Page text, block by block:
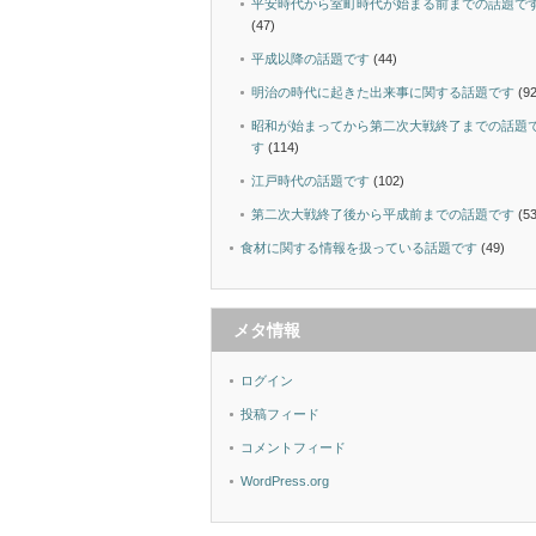
平安時代から室町時代が始まる前までの話題で
(47)
平成以降の話題です (44)
明治の時代に起きた出来事に関する話題です
昭和が始まってから第二次大戦終了までの話題
す (114)
江戸時代の話題です (102)
第二次大戦終了後から平成前までの話題です
食材に関する情報を扱っている話題です (49)
メタ情報
ログイン
投稿フィード
コメントフィード
WordPress.org